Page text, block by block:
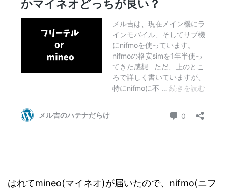
はれてmineo(マイネオ)が届いたので、nifmo(ニフ